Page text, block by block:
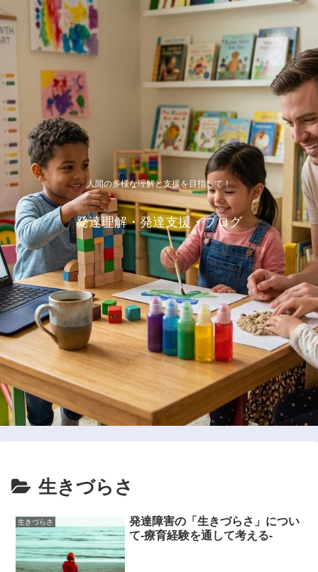
人間の多様な理解と支援を目指して！
発達理解・発達支援・ブログ
生きづらさ
生きづらさ
発達障害の「生きづらさ」につい
て-療育経験を通して考える-